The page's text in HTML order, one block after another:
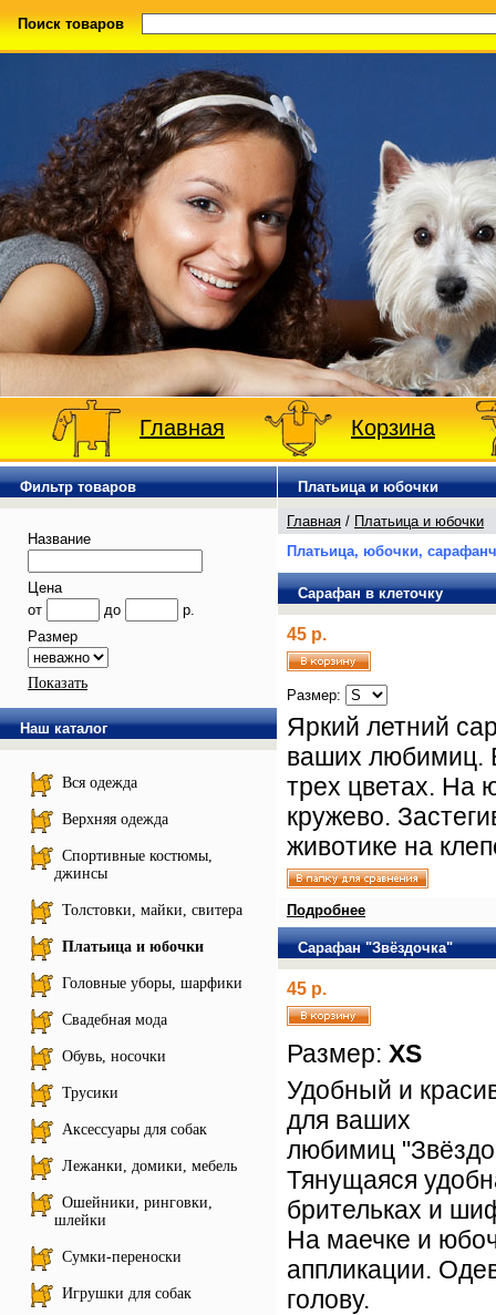
Поиск товаров
Главная Корзина
Фильтр товаров
Название
Цена
от
до
р.
Размер
Показать
Наш каталог
Вся одежда
Верхняя одежда
Спортивные костюмы,
джинсы
Толстовки, майки, свитера
Платьица и юбочки
Головные уборы, шарфики
Свадебная мода
Обувь, носочки
Трусики
Аксессуары для собак
Лежанки, домики, мебель
Ошейники, ринговки,
шлейки
Сумки-переноски
Игрушки для собак
Платьица и юбочки
Главная / Платьица и юбочки
Платьица, юбочки,
Сарафан в клеточку
45 р.
Размер:
Яркий летний
ваших любимиц.
трех цветах. На
кружево.
животике на
Подробнее
Сарафан "Звёздочка"
45 р.
Размер: XS
Удобный и
для ваших
любимиц
Тянущаяся
брительках и
На маечке и
аппликации.
голову.